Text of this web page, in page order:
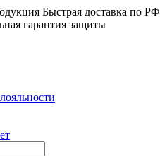
Быстрая доставка по РФ
гарантия защиты